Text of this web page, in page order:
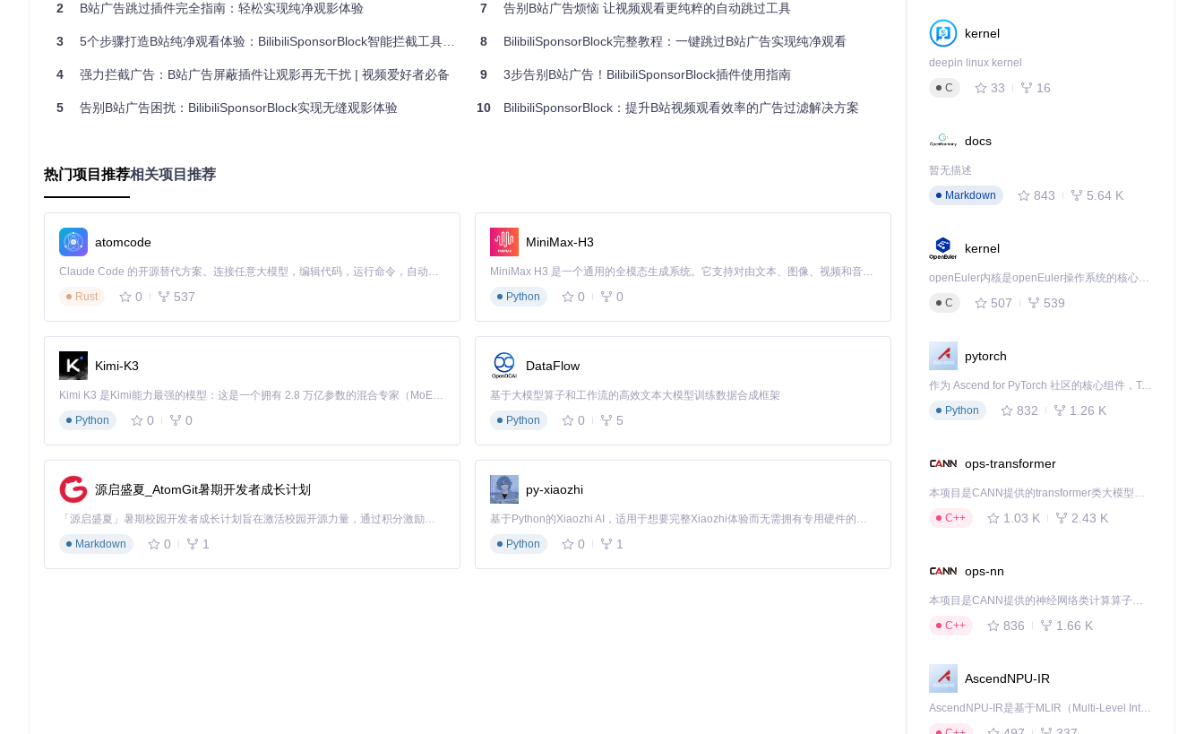
BilibiliSponsorBlock是一个开源项目，欢迎每一位用户参与其中。你可以通过提交代码、报告问题或分享使用体验来为项目贡献力量。访问项目仓库了解
更多参与方式，让我们一起打造更完善的广告过滤工具。现在就行动起来，体验无广告的B站观影乐趣吧！
BilibiliSponsorBlock 下载源代码
2 B站广告跳过插件完全指南：轻松实现纯净观影体验
3 5个步骤打造B站纯净观看体验：BilibiliSponsorBlock智能拦截工具使用指南
4 强力拦截广告：B站广告屏蔽插件让观影再无干扰 | 视频爱好者必备
5 告别B站广告困扰：BilibiliSponsorBlock实现无缝观影体验
7 告别B站广告烦恼 让视频观看更纯粹的自动跳过工具
8 BilibiliSponsorBlock完整教程：一键跳过B站广告实现纯净观看
9 3步告别B站广告！BilibiliSponsorBlock插件使用指南
10 BilibiliSponsorBlock：提升B站视频观看效率的广告过滤解决方案
热门项目推荐相关项目推荐
atomcode
Claude Code 的开源替代方案。连接任意大模型，编辑代码，运行命令，自动验证 — 全自动执行。用 Rust 构建，极致性能。 ｜ An open-source alternative to Claude Code. Connect any LLM, edit code, run commands, and verify changes — autonomously. Built in Rust for speed. Get Started
Rust
0 537
MiniMax-H3
MiniMax H3 是一个通用的全模态生成系统。它支持对由文本、图像、视频和音频组成的多模态上下文进行统一理解，并能生成分辨率高达 2K、时长可达 15 秒的带原生立体声音频的视频。得益于面向任务泛化的系统设计，H3 在预训练阶段就已具备广泛的多模态上下文理解与生成能力，能够出色地执行复杂的多模态指令。
Python
0 0
Kimi-K3
Kimi K3 是Kimi能力最强的模型：这是一个拥有 2.8 万亿参数的混合专家（MoE）模型，具备原生视觉理解能力，并支持 100 万 token 的上下文窗口。
Python
0 0
DataFlow
基于大模型算子和工作流的高效文本大模型训练数据合成框架
Python
0 5
源启盛夏_AtomGit暑期开发者成长计划
「源启盛夏」暑期校园开发者成长计划旨在激活校园开源力量，通过积分激励、认证扶持、资源倾斜等形式，引导高校组织和开发者完成「入驻 — 建项目 — 做贡献 — 获认证 — 得资源」的完整闭环。无论你是想带领社团入驻平台的组织者，还是希望用代码贡献证明自己的开发者，都能在这里找到属于你的成长路径。
Markdown
0 1
py-xiaozhi
基于Python的Xiaozhi AI，适用于想要完整Xiaozhi体验而无需拥有专用硬件的用户。
Python
0 1
kernel
deepin linux kernel
C
33 16
docs
暂无描述
Markdown
843 5.64 K
kernel
openEuler内核是openEuler操作系统的核心，既是系统性能与稳定性的基石，也是连接处理器、设备与服务的桥梁。
C
507 539
pytorch
作为 Ascend for PyTorch 社区的核心组件，TorchNPU 是昇腾专为 PyTorch 打造的深度学习适配插件，使 PyTorch 框架能够直接调用昇腾 NPU，为开发者提供昇腾 AI 处理器的超强算力。
Python
832 1.26 K
ops-transformer
本项目是CANN提供的transformer类大模型算子库，实现网络在NPU上加速计算。
C++
1.03 K 2.43 K
ops-nn
本项目是CANN提供的神经网络类计算算子库，实现网络在NPU上加速计算。
C++
836 1.66 K
AscendNPU-IR
AscendNPU-IR是基于MLIR（Multi-Level Intermediate Representation）构建的，面向昇腾亲和算子编译时使用的中间表示，提供昇腾完备表达能力，通过编译优化提升昇腾AI处理器计算效率，支持通过生态框架使能昇腾AI处理器与深度调优